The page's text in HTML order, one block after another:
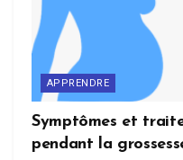
APPRENDRE
Symptômes et
pendant la